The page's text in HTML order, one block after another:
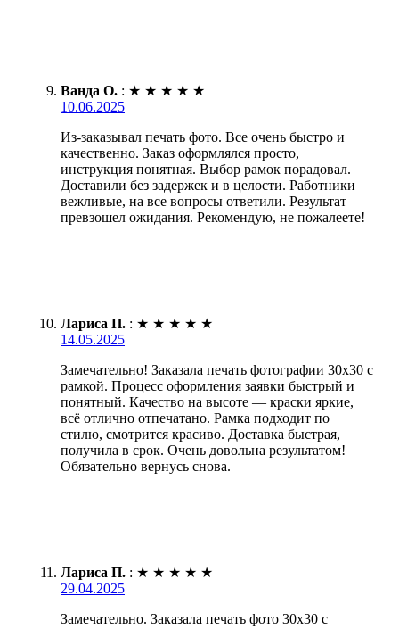
Ванда О. : ★ ★ ★ ★ ★
10.06.2025
Из-заказывал печать фото. Все очень быстро и
качественно. Заказ оформлялся просто,
инструкция понятная. Выбор рамок порадовал.
Доставили без задержек и в целости. Работники
вежливые, на все вопросы ответили. Результат
превзошел ожидания. Рекомендую, не пожалеете!
Лариса П. : ★ ★ ★ ★ ★
14.05.2025
Замечательно! Заказала печать фотографии 30х30 с
рамкой. Процесс оформления заявки быстрый и
понятный. Качество на высоте — краски яркие,
всё отлично отпечатано. Рамка подходит по
стилю, смотрится красиво. Доставка быстрая,
получила в срок. Очень довольна результатом!
Обязательно вернусь снова.
Лариса П. : ★ ★ ★ ★ ★
29.04.2025
Замечательно. Заказала печать фото 30х30 с